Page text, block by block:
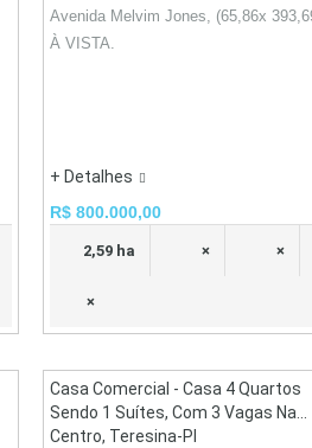
Avenida Melvim Jones, (65,86x
À VISTA.
+ Detalhes
R$ 800.000,00
2,59 ha × ×
×
Casa Comercial - Casa 4 Quartos
Sendo 1 Suítes, Com 3 Vagas Na...
Centro, Teresina-PI